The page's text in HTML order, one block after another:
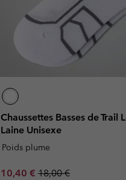
Chaussettes Basses de Trail
Laine Unisexe
Poids plume
Sale price:
10,40 € Regular price:
18,00 €